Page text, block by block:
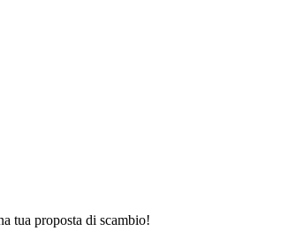
tua proposta di scambio!